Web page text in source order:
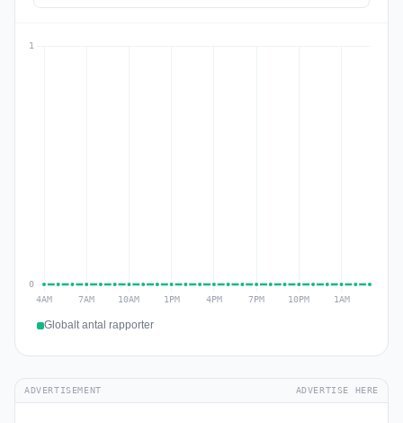
Globalt antal rapporter
ADVERTISEMENT ADVERTISE HERE